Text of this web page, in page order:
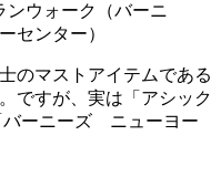
ンウォーク（バーニ
センター）
のマストアイテムである
ですが、実は「アシック
バーニーズ ニューヨー